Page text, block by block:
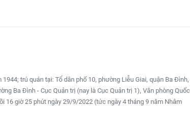
trú quán tại: Tổ dân phố 10, phường Liễu Giai, quận Ba Đình,
Ba Đình - Cục Quản trị (nay là Cục Quản trị 1), Văn phòng Quốc
16 giờ 25 phút ngày 29/9/2022 (tức ngày 4 tháng 9 năm Nhâm